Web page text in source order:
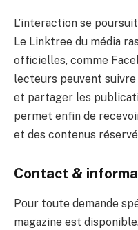
L’interaction se
Le Linktree du média
officielles, comme
lecteurs peuvent suivre
et partager les
permet enfin de
et des contenus
Contact &
Pour toute demande
magazine est